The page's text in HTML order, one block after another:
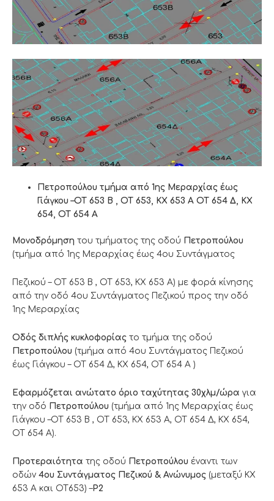
Πετροπούλου τμήμα από 1ης Μεραρχίας έως
Γιάγκου –ΟΤ 653 Β , ΟΤ 653, KX 653 A ΟΤ 654 Δ, ΚΧ
654, ΟΤ 654 Α
Μονοδρόμηση του τμήματος της οδού Πετροπούλου
(τμήμα από 1ης Μεραρχίας έως 4ου Συντάγματος
Πεζικού – ΟΤ 653 Β , ΟΤ 653, KX 653 A) με φορά κίνησης
από την οδό 4ου Συντάγματος Πεζικού προς την οδό
1ης Μεραρχίας
Οδός διπλής κυκλοφορίας το τμήμα της οδού
Πετροπούλου (τμήμα από 4ου Συντάγματος Πεζικού
έως Γιάγκου – ΟΤ 654 Δ, ΚΧ 654, ΟΤ 654 Α )
Eφαρμόζεται ανώτατο όριο ταχύτητας 30χλμ/ώρα για
την οδό Πετροπούλου (τμήμα από 1ης Μεραρχίας έως
Γιάγκου –ΟΤ 653 Β , ΟΤ 653, KX 653 A, ΟΤ 654 Δ, ΚΧ 654,
ΟΤ 654 Α).
Προτεραιότητα της οδού Πετροπούλου έναντι των
οδών 4ου Συντάγματος Πεζικού & Ανώνυμος (μεταξύ ΚΧ
653 Α και ΟΤ653) –Ρ2